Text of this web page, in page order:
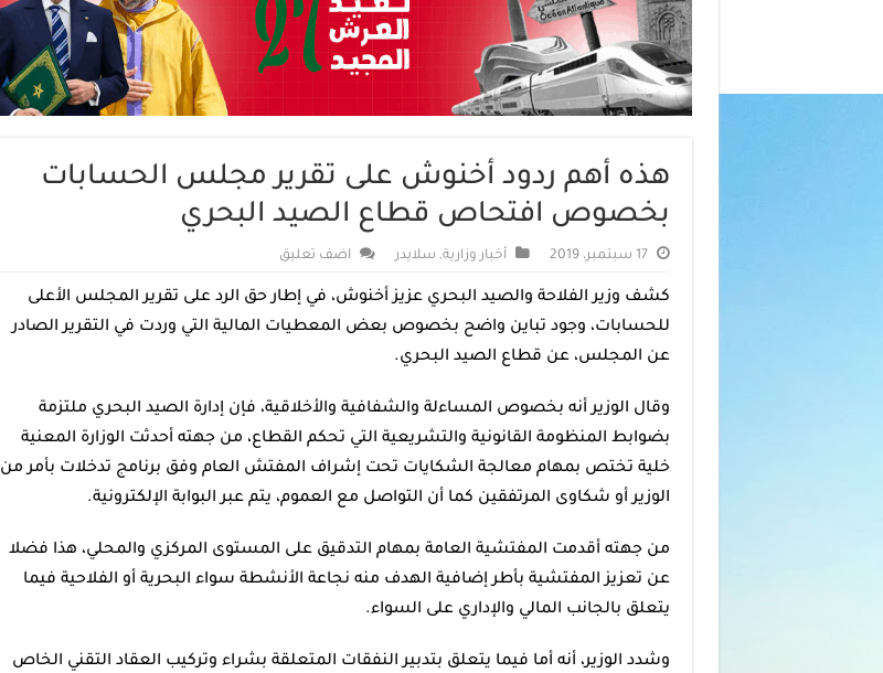
هذه أهم ردود أخنوش على تقرير مجلس الحسابات
بخصوص افتحاص قطاع الصيد البحري
17 سبتمبر، 2019 أخبار وزارية, سلايدر اضف تعليق
كشف وزير الفلاحة والصيد البحري عزيز أخنوش، في إطار حق الرد على تقرير المجلس الأعلى
للحسابات، وجود تباين واضح بخصوص بعض المعطيات المالية التي وردت في التقرير الصادر
عن المجلس، عن قطاع الصيد البحري.
وقال الوزير أنه بخصوص المساءلة والشفافية والأخلاقية، فإن إدارة الصيد البحري ملتزمة
بضوابط المنظومة القانونية والتشريعية التي تحكم القطاع، من جهته أحدثت الوزارة المعنية
خلية تختص بمهام معالجة الشكايات تحت إشراف المفتش العام وفق برنامج تدخلات بأمر من
الوزير أو شكاوى المرتفقين كما أن التواصل مع العموم، يتم عبر البوابة الإلكترونية.
من جهته أقدمت المفتشية العامة بمهام التدقيق على المستوى المركزي والمحلي، هذا فضلا
عن تعزيز المفتشية بأطر إضافية الهدف منه نجاعة الأنشطة سواء البحرية أو الفلاحية فيما
يتعلق بالجانب المالي والإداري على السواء.
وشدد الوزير، أنه أما فيما يتعلق بتدبير النفقات المتعلقة بشراء وتركيب العقاد التقني الخاص